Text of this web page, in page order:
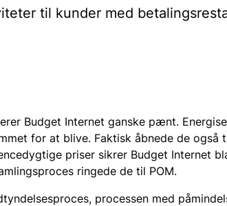
til kunder med
Budget Internet ganske pænt.
for at blive. Faktisk åbnede de også
priser sikrer Budget Internet
ringede de til POM.
processen med